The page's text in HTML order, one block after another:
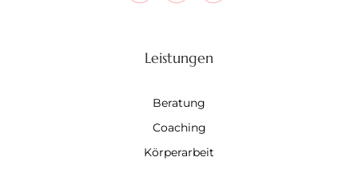
Leistungen
Beratung
Coaching
Körperarbeit